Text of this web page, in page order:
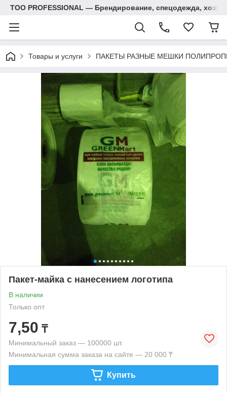
ТОО PROFESSIONAL — Брендирование, спецодежда,
Товары и услуги ПАКЕТЫ РАЗНЫЕ МЕШКИ
Пакет-майка с нанесением логотипа
В наличии
Только опт
7,50 ₸
Минимальный заказ — 100000 шт.
Минимальная сумма заказа на сайте — 20 000 ₸
Купить